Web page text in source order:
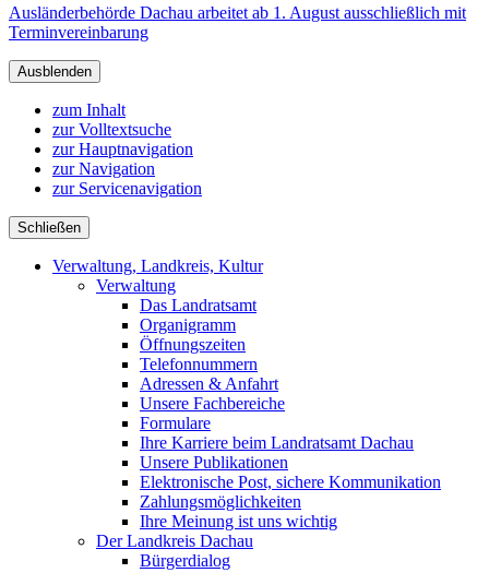
Ausländerbehörde Dachau arbeitet ab 1. August ausschließlich mit
Terminvereinbarung
Ausblenden
zum Inhalt
zur Volltextsuche
zur Hauptnavigation
zur Navigation
zur Servicenavigation
Schließen
Verwaltung, Landkreis, Kultur
Verwaltung
Das Landratsamt
Organigramm
Öffnungszeiten
Telefonnummern
Adressen & Anfahrt
Unsere Fachbereiche
Formulare
Ihre Karriere beim Landratsamt Dachau
Unsere Publikationen
Elektronische Post, sichere Kommunikation
Zahlungsmöglichkeiten
Ihre Meinung ist uns wichtig
Der Landkreis Dachau
Bürgerdialog